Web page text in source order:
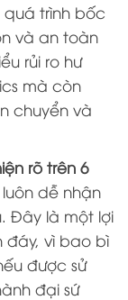
quá trình bốc
và an toàn
rủi ro hư
mà còn
chuyển và
rõ trên 6
dễ nhận
Đây là một lợi
đáy, vì bao bì
được sử
đại sứ